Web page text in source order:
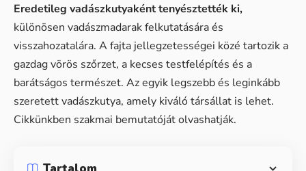
Eredetileg vadászkutyaként tenyésztették ki,
különösen vadászmadarak felkutatására és
visszahozatalára. A fajta jellegzetességei közé tartozik a
gazdag vörös szőrzet, a kecses testfelépítés és a
barátságos természet. Az egyik legszebb és leginkább
szeretett vadászkutya, amely kiváló társállat is lehet.
Cikkünkben szakmai bemutatóját olvashatják.